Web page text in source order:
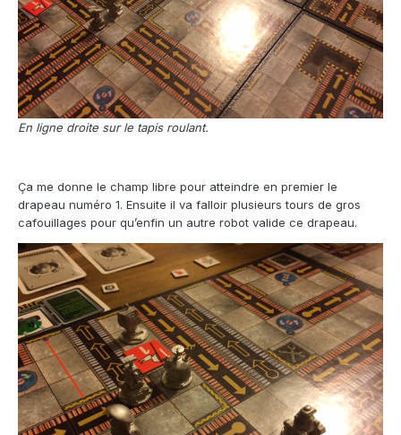
En ligne droite sur le tapis roulant.
Ça me donne le champ libre pour atteindre en premier le
drapeau numéro 1. Ensuite il va falloir plusieurs tours de gros
cafouillages pour qu’enfin un autre robot valide ce drapeau.